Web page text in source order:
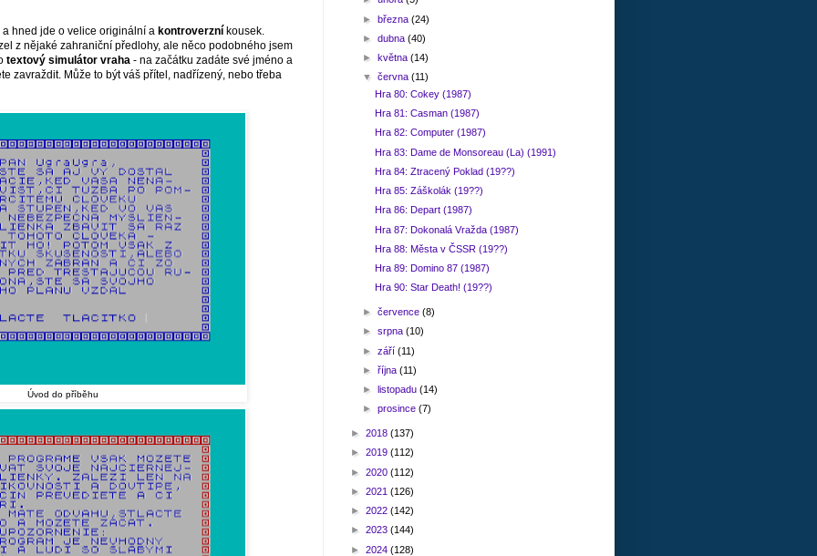
hned jde o velice originální a kontroverzní kousek.
z nějaké zahraniční předlohy, ale něco podobného jsem
textový simulátor vraha - na začátku zadáte své jméno a
zavraždit. Může to být váš přítel, nadřízený, nebo třeba
Úvod do příběhu
►března(24)
►dubna(40)
►května(14)
▼června(11)
Hra 80: Cokey (1987)
Hra 81: Casman (1987)
Hra 82: Computer (1987)
Hra 83: Dame de Monsoreau (La) (1991)
Hra 84: Ztracený Poklad (19??)
Hra 85: Záškolák (19??)
Hra 86: Depart (1987)
Hra 87: Dokonalá Vražda (1987)
Hra 88: Města v ČSSR (19??)
Hra 89: Domino 87 (1987)
Hra 90: Star Death! (19??)
►července(8)
►srpna(10)
►září(11)
►října(11)
►listopadu(14)
►prosince(7)
► 2018 (137)
► 2019 (112)
► 2020 (112)
► 2021 (126)
► 2022 (142)
► 2023 (144)
► 2024 (128)